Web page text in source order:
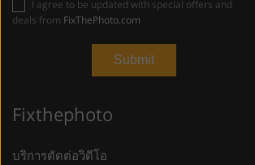
deals from FixThePhoto.com
Fixthephoto
บริการตัดต่อวิดีโอ